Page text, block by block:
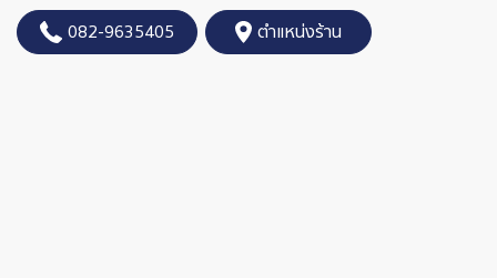
082-9635405 ตำแหน่งร้าน